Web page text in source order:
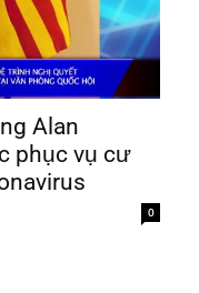
Alan
phục vụ cư
0